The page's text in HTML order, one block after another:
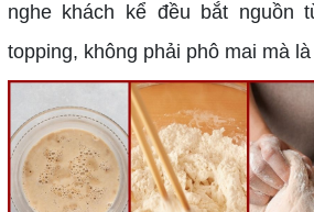
nghe khách kể đều bắt nguồn
topping, không phải phô mai mà là